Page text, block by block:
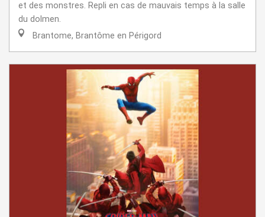
et des monstres. Repli en cas de mauvais temps à la salle
du dolmen.
Brantome, Brantôme en Périgord